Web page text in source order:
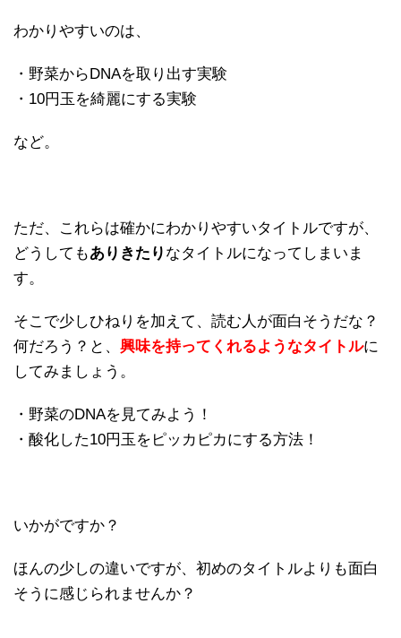
わかりやすいのは、
・野菜からDNAを取り出す実験
・10円玉を綺麗にする実験
など。
ただ、これらは確かにわかりやすいタイトルですが、
どうしてもありきたり なタイトルになってしまいま
す。
そこで少しひねりを加えて、読む人が面白そうだな？
何だろう？と、 興味を持ってくれるようなタイトルに
してみましょう。
・野菜のDNAを見てみよう！
・酸化した10円玉をピッカピカにする方法！
いかがですか？
ほんの少しの違いですが、初めのタイトルよりも面白
そうに感じられませんか？